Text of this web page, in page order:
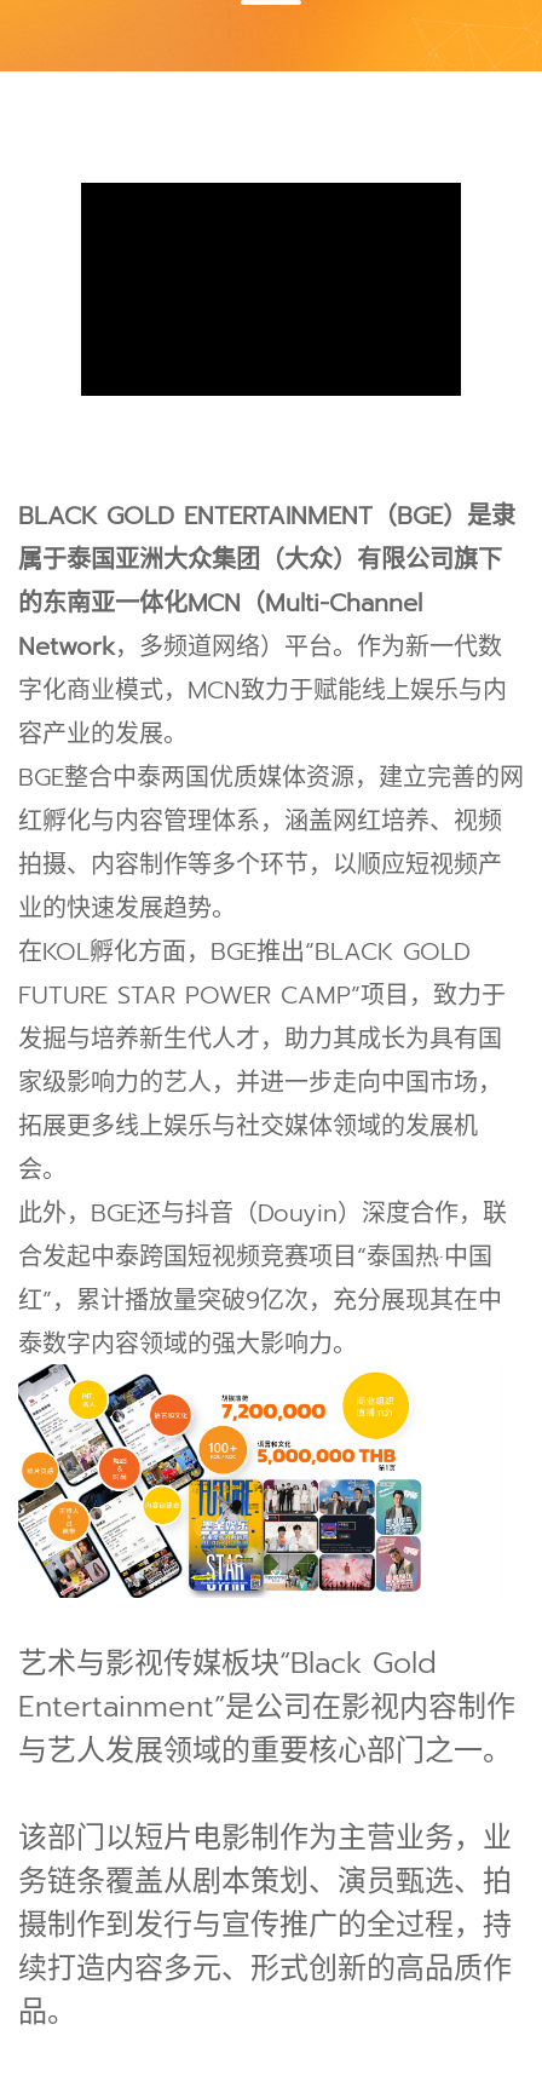
BLACK GOLD ENTERTAINMENT（BGE）是隶
属于泰国亚洲大众集团（大众）有限公司旗下
的东南亚一体化MCN（Multi-Channel
Network，多频道网络）平台。作为新一代数
字化商业模式，MCN致力于赋能线上娱乐与内
容产业的发展。
BGE整合中泰两国优质媒体资源，建立完善的网
红孵化与内容管理体系，涵盖网红培养、视频
拍摄、内容制作等多个环节，以顺应短视频产
业的快速发展趋势。
在KOL孵化方面，BGE推出“BLACK GOLD
FUTURE STAR POWER CAMP”项目，致力于
发掘与培养新生代人才，助力其成长为具有国
家级影响力的艺人，并进一步走向中国市场，
拓展更多线上娱乐与社交媒体领域的发展机
会。
此外，BGE还与抖音（Douyin）深度合作，联
合发起中泰跨国短视频竞赛项目“泰国热·中国
红”，累计播放量突破9亿次，充分展现其在中
泰数字内容领域的强大影响力。
艺术与影视传媒板块“Black Gold
Entertainment”是公司在影视内容制作
与艺人发展领域的重要核心部门之一。
该部门以短片电影制作为主营业务，业
务链条覆盖从剧本策划、演员甄选、拍
摄制作到发行与宣传推广的全过程，持
续打造内容多元、形式创新的高品质作
品。